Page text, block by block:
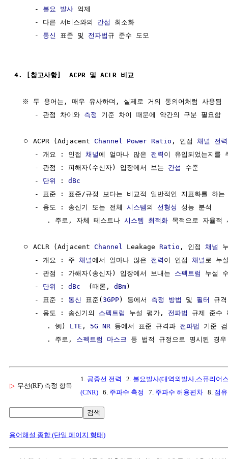
     -
불요 발사 억제
     - 다른 서비스와의
간섭
최소화
     -
통신 표준 및 전파법 규 준수 도모
4. [참고사항]  ACPR 및 ACLR 비교
  ※ 두 용어는, 매우 유사하며, 실제로 거의 동의어처럼 사용됨
     - 관점 차이와
측정 기준 차이 때문에 약간의 구분 필요함
  ㅇ ACPR (Adjacent
Channel Power Ratio , 인접 채널 전력
     - 개요 : 인접
채널에 얼마나 많은 전력 이 유입되었는지를
     - 관점 : 피해자(수신자) 입장에서 보는
간섭
수준
     -
단위 : dBc
- 표준 : 표준/규정 보다는 비교적 일반적인 지표화를 하는
     - 용도 : 송신기 또는 전체
시스템 의 선형성
성능 분석
        . 주로, 자체 테스트나
시스템 최적화 목적으로 자율적
  ㅇ ACLR (Adjacent
Channel Leakage Ratio , 인접 채널
     - 개요 : 주
채널에서 얼마나 많은 전력 이 인접 채널 로 누
     - 관점 : 가해자(송신자) 입장에서 보내는
스펙트럼
누설
     -
단위 : dBc
  (때론,
dBm)
     - 표준 :
통신 표준(3GPP) 등에서 측정 방법 및 필터
규
     - 용도 : 송신기의
스펙트럼 누설 평가, 전파법
규제 준수
        . 例)
LTE , 5G NR 등에서 표준 규격과 전파법
기준
        . 주로,
스펙트럼 마스크
▷ 무선(RF) 측정 항목
1. 공중선 전력 2. 불요발사(대역외발사,스퓨리어
(CNR) 6. 주파수 측정 7. 주파수 허용편차 8. 점
검색
용어해설 종합 (단일 페이지 형태)